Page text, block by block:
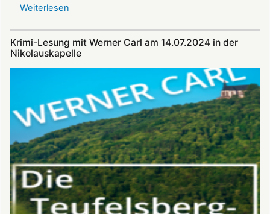
Weiterlesen
der
August
–
Benefizkonzert
mit
den
Alphornbläsern
Südpfalz
Krimi-Lesung mit Werner Carl am 14.07.2024 in der
Nikolauskapelle